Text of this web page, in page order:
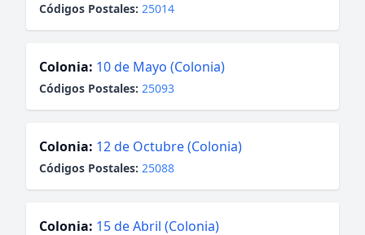
Códigos Postales: 25014
Colonia: 10 de Mayo (Colonia)
Códigos Postales: 25093
Colonia: 12 de Octubre (Colonia)
Códigos Postales: 25088
Colonia: 15 de Abril (Colonia)